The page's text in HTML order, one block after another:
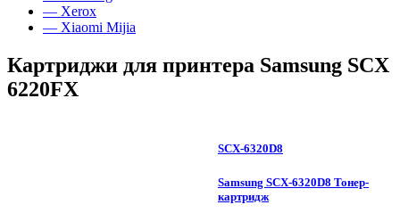
— Xerox
— Xiaomi Mijia
Картриджи для принтера Samsung SCX
6220FX
SCX-6320D8
Samsung SCX-6320D8 Тонер-
картридж